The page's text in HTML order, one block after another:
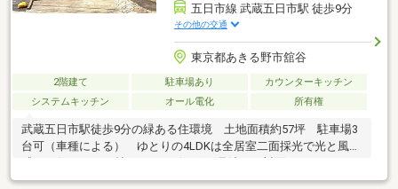
五日市線 武蔵五日市駅 徒歩9分
その他の交通
東京都あきる野市舘谷
2階建て 駐車場あり
カウンターキッチン
システムキッチン
オール電化 所有権
武蔵五日市駅徒歩9分の緑ある住環境 土地面積約57坪 駐車場3
台可（車種による） ゆとりの4LDKは全居室二面採光で光と風を
ひご覧ください